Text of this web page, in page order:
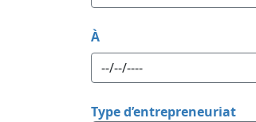
À
Type d’entrepreneuriat